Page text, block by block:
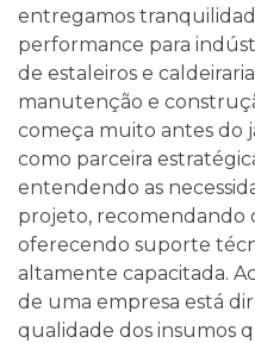
entregamos
performance para
de estaleiros e
manutenção e
começa muito antes do
como parceira
entendendo as
projeto, recomendando
oferecendo suporte
altamente capacitada.
de uma empresa está
qualidade dos insumos